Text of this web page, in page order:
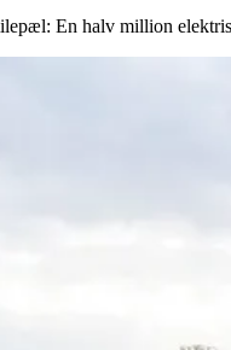
En halv million